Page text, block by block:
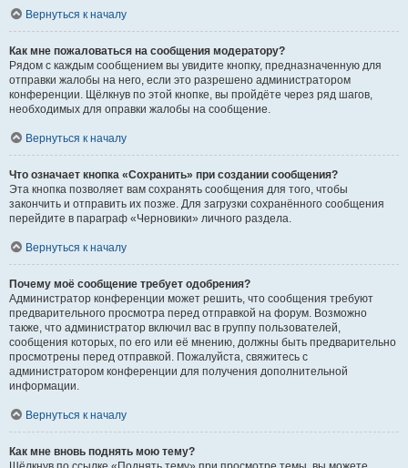
Вернуться к началу
Как мне пожаловаться на сообщения модератору?
Рядом с каждым сообщением вы увидите кнопку, предназначенную для
отправки жалобы на него, если это разрешено администратором
конференции. Щёлкнув по этой кнопке, вы пройдёте через ряд шагов,
необходимых для оправки жалобы на сообщение.
Вернуться к началу
Что означает кнопка «Сохранить» при создании сообщения?
Эта кнопка позволяет вам сохранять сообщения для того, чтобы
закончить и отправить их позже. Для загрузки сохранённого сообщения
перейдите в параграф «Черновики» личного раздела.
Вернуться к началу
Почему моё сообщение требует одобрения?
Администратор конференции может решить, что сообщения требуют
предварительного просмотра перед отправкой на форум. Возможно
также, что администратор включил вас в группу пользователей,
сообщения которых, по его или её мнению, должны быть предварительно
просмотрены перед отправкой. Пожалуйста, свяжитесь с
администратором конференции для получения дополнительной
информации.
Вернуться к началу
Как мне вновь поднять мою тему?